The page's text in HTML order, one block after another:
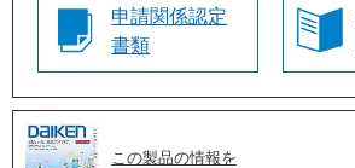
申請関係認定
書類
この製品の情報を